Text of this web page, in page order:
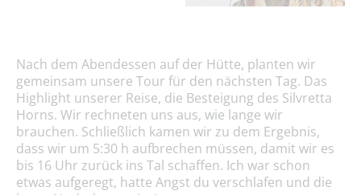
Nach dem Abendessen auf der Hütte, planten wir
gemeinsam unsere Tour für den nächsten Tag. Das
Highlight unserer Reise, die Besteigung des Silvretta
Horns. Wir rechneten uns aus, wie lange wir
brauchen. Schließlich kamen wir zu dem Ergebnis,
dass wir um 5:30 h aufbrechen müssen, damit wir es
bis 16 Uhr zurück ins Tal schaffen. Ich war schon
etwas aufgeregt, hatte Angst du verschlafen und die